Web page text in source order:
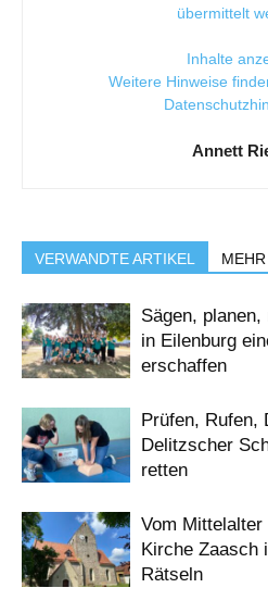
übermittelt
Inhalte
Weitere Hinweise
Annett
VERWANDTE ARTIKEL
Sägen,
in Eilenburg
erschaffen
Prüfen, Rufen,
Delitzscher
retten
Vom
Kirche Zaasch
Rätseln